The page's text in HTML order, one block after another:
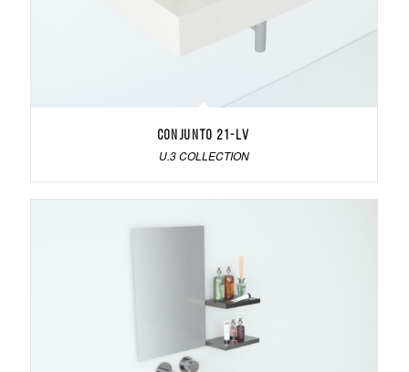
Conjunto 21-LV
U.3 COLLECTION